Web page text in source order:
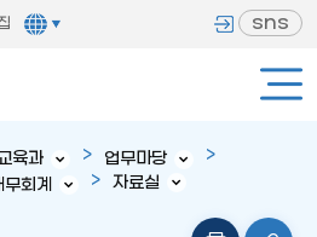
sns
육과
업무마당
회계
자료실